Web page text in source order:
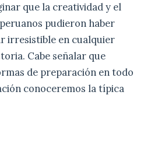
que la creatividad y el
pudieron haber
irresistible en cualquier
Cabe señalar que
de preparación en todo
conoceremos la típica